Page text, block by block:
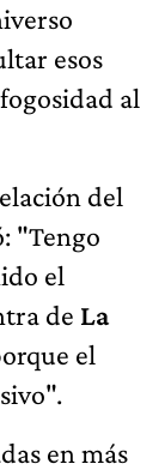
esos
al
del
"Tengo
el
de La
el
en más